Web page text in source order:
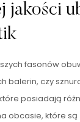
jakości
fasonów
balerin, czy
posiadają
obcasie, które